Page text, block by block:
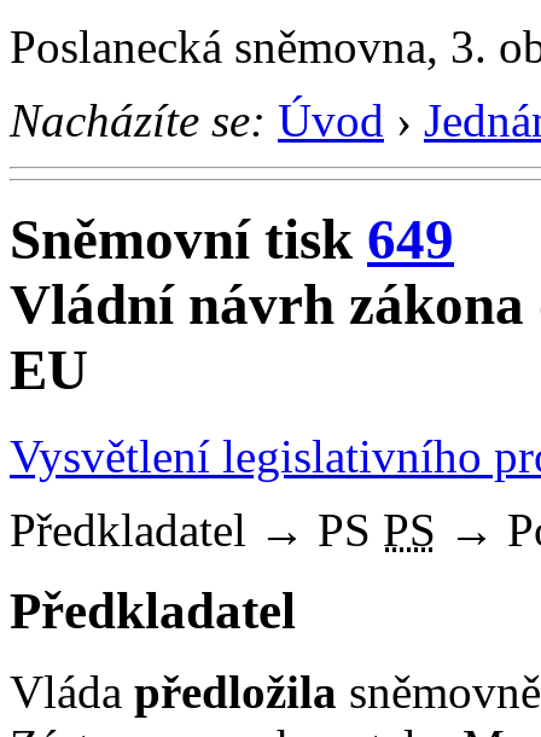
Poslanecká sněmovna, 3.
Nacházíte se: Úvod ›
Sněmovní tisk 649
Vládní návrh
EU
Vysvětlení legislativního
Předkladatel → PS PS →
Předkladatel
Vláda předložila